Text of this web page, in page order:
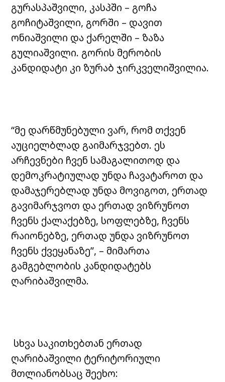
გურასპაშვილი, კასპში – გოჩა
გოჩიტაშვილი, გორში – დავით
ონიაშვილი და ქარელში – ზაზა
გულიაშვილი. გორის მერობის
კანდიდატი კი ზურაბ ჯირკველიშვილია.
“მე დარწმუნებული ვარ, რომ თქვენ
აუციელბლად გაიმარჯვებთ. ეს
არჩევნები ჩვენ სამაგალითოდ და
დემოკრატიულად უნდა ჩავატაროთ და
დამაჯერებლად უნდა მოვიგოთ, ერთად
გავიმარჯვოთ და ერთად ვიზრუნოთ
ჩვენს ქალაქებზე, სოფლებზე, ჩვენს
რაიონებზე, ერთად უნდა ვიზრუნოთ
ჩვენს ქვეყანაზე”, – მიმართა
გამგებლობის კანდიდატებს
ღარიბაშვილმა.
სხვა საკითხებთან ერთად
ღარიბაშვილი ტერიტორიული
მთლიანობსაც შეეხო: